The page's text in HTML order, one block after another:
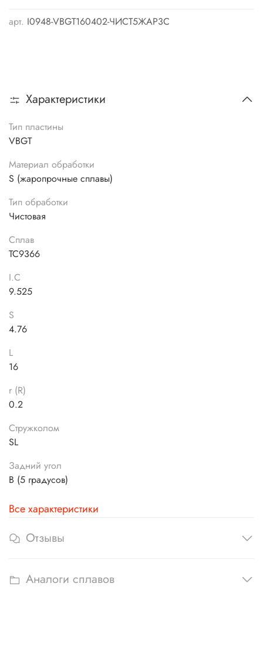
арт. I0948-VBGT160402-ЧИСТ5ЖАР3С
Характеристики
Тип пластины
VBGT
Материал обработки
S (жаропрочные сплавы)
Тип обработки
Чистовая
Сплав
TC9366
I.C
9.525
S
4.76
L
16
r (R)
0.2
Стружколом
SL
Задний угол
B (5 градусов)
Все характеристики
Отзывы
Аналоги сплавов